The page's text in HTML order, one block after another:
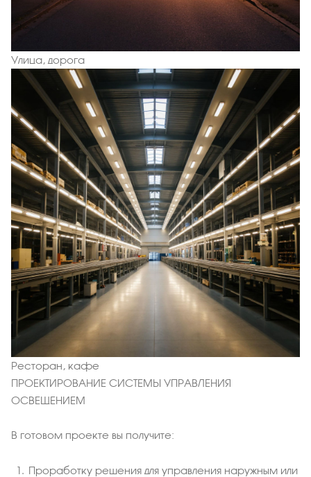
Улица, дорога
Ресторан, кафе
ПРОЕКТИРОВАНИЕ СИСТЕМЫ УПРАВЛЕНИЯ
ОСВЕЩЕНИЕМ
В готовом проекте вы получите:
Проработку решения для управления наружным или